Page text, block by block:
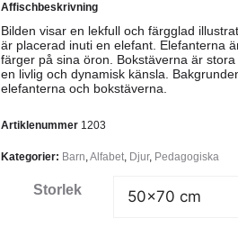
Affischbeskrivning
Bilden visar en lekfull och färgglad
är placerad inuti en elefant. Elefanterna
färger på sina öron. Bokstäverna är
en livlig och dynamisk känsla.
elefanterna och bokstäverna.
Artiklenummer 1203
Kategorier: Barn,Alfabet, Djur, Pedagogiska
Storlek